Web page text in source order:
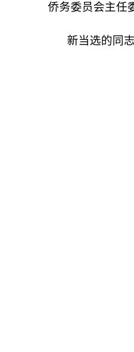
侨务委员会主任
新当选的同